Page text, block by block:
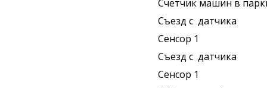
Счетчик машин в
Съезд с датчика
Сенсор 1
Съезд с датчика
Сенсор 1